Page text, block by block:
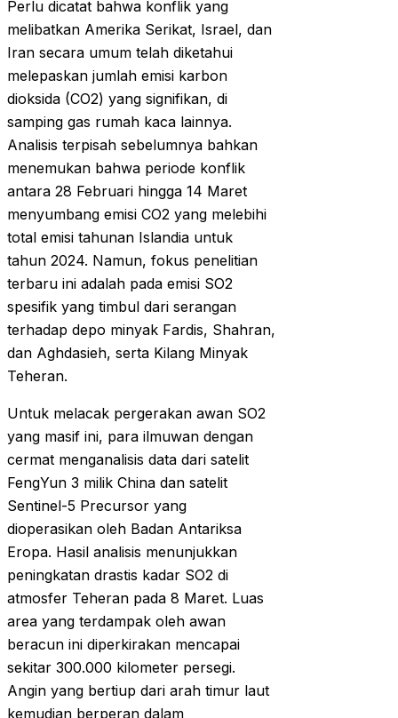
Perlu dicatat bahwa konflik yang
melibatkan Amerika Serikat, Israel, dan
Iran secara umum telah diketahui
melepaskan jumlah emisi karbon
dioksida (CO2) yang signifikan, di
samping gas rumah kaca lainnya.
Analisis terpisah sebelumnya bahkan
menemukan bahwa periode konflik
antara 28 Februari hingga 14 Maret
menyumbang emisi CO2 yang melebihi
total emisi tahunan Islandia untuk
tahun 2024. Namun, fokus penelitian
terbaru ini adalah pada emisi SO2
spesifik yang timbul dari serangan
terhadap depo minyak Fardis, Shahran,
dan Aghdasieh, serta Kilang Minyak
Teheran.
Untuk melacak pergerakan awan SO2
yang masif ini, para ilmuwan dengan
cermat menganalisis data dari satelit
FengYun 3 milik China dan satelit
Sentinel-5 Precursor yang
dioperasikan oleh Badan Antariksa
Eropa. Hasil analisis menunjukkan
peningkatan drastis kadar SO2 di
atmosfer Teheran pada 8 Maret. Luas
area yang terdampak oleh awan
beracun ini diperkirakan mencapai
sekitar 300.000 kilometer persegi.
Angin yang bertiup dari arah timur laut
kemudian berperan dalam